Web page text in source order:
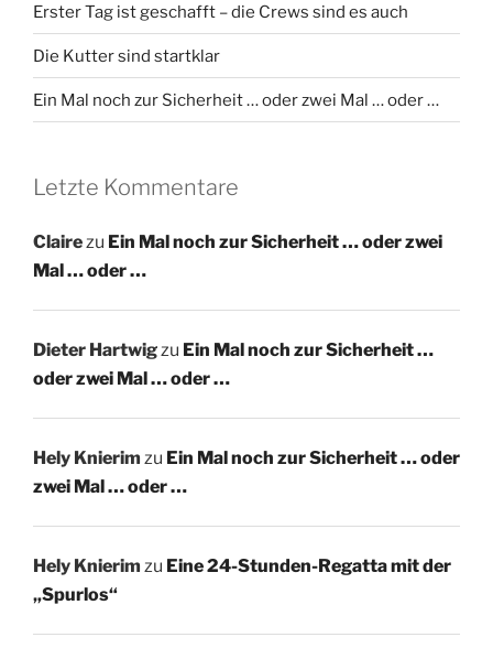
Erster Tag ist geschafft – die Crews sind es auch
Die Kutter sind startklar
Ein Mal noch zur Sicherheit … oder zwei Mal … oder …
Letzte Kommentare
Claire zu Ein Mal noch zur Sicherheit … oder zwei
Mal … oder …
Dieter Hartwig zu Ein Mal noch zur Sicherheit …
oder zwei Mal … oder …
Hely Knierim zu Ein Mal noch zur Sicherheit … oder
zwei Mal … oder …
Hely Knierim zu Eine 24-Stunden-Regatta mit der
„Spurlos“